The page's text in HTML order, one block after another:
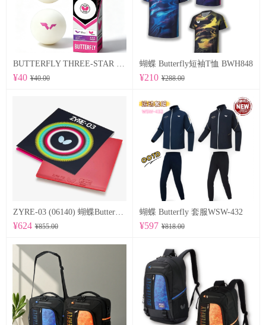
¥40 ¥40.00
蝴蝶 Butterfly短袖T恤 BWH848
¥210 ¥288.00
ZYRE-03 (06140) 蝴蝶Butterfly 专业反胶套胶
¥624 ¥855.00
蝴蝶 Butterfly 套服WSW-432
¥597 ¥818.00